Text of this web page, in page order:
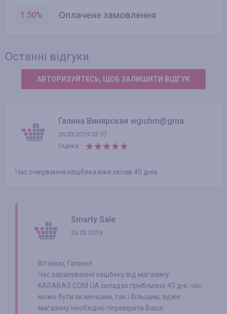
1.50% Оплачене замовлення
Останні відгуки
АВТОРИЗУЙТЕСЬ, ЩОБ ЗАЛИШИТИ ВІДГУК
Галина Винярская wgichm@gma
26.03.2019 03:57
Оцінка:
Час очікування кешбека вже склав 40 днів
Smarty Sale
26.03.2019
Вітаємо, Галино!
Час зарахування кешбеку від магазину
KARABAS.COM UA складає приблизно 43 дні, час
може бути як меншим, так і більшим, адже
магазину необхідно перевірити Ваше